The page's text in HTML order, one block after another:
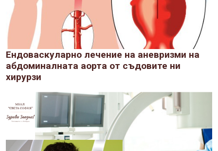
Ендоваскуларно лечение на аневризми на
абдоминалната аорта от съдовите ни
хирурзи